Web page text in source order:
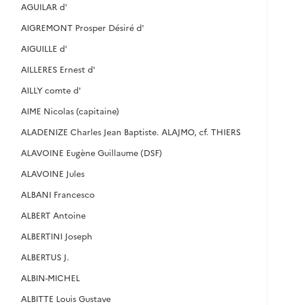
AGUILAR d'
AIGREMONT Prosper Désiré d'
AIGUILLE d'
AILLERES Ernest d'
AILLY comte d'
AIME Nicolas (capitaine)
ALADENIZE Charles Jean Baptiste. ALAJMO, cf. THIERS
ALAVOINE Eugène Guillaume (DSF)
ALAVOINE Jules
ALBANI Francesco
ALBERT Antoine
ALBERTINI Joseph
ALBERTUS J.
ALBIN-MICHEL
ALBITTE Louis Gustave